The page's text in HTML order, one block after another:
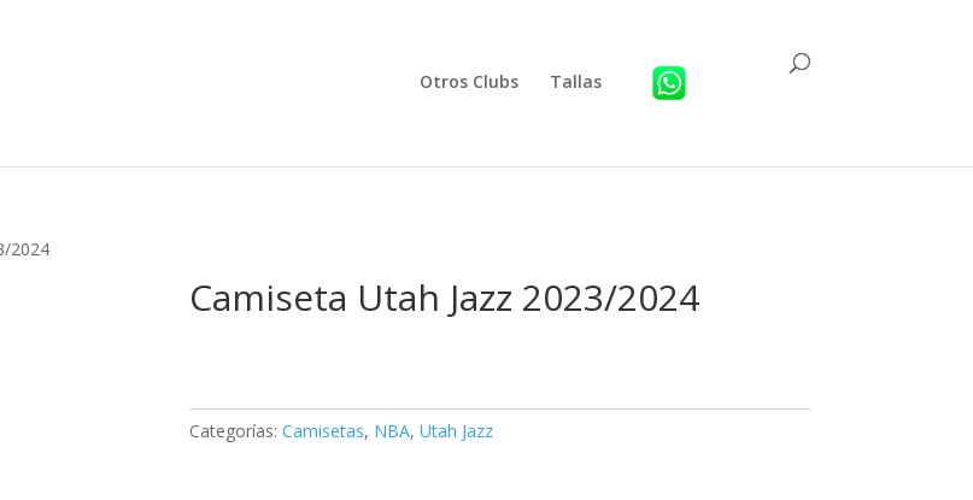
Otros Clubs Tallas
2024
Camiseta Utah Jazz 2023/2024
Categorías: Camisetas, NBA, Utah Jazz